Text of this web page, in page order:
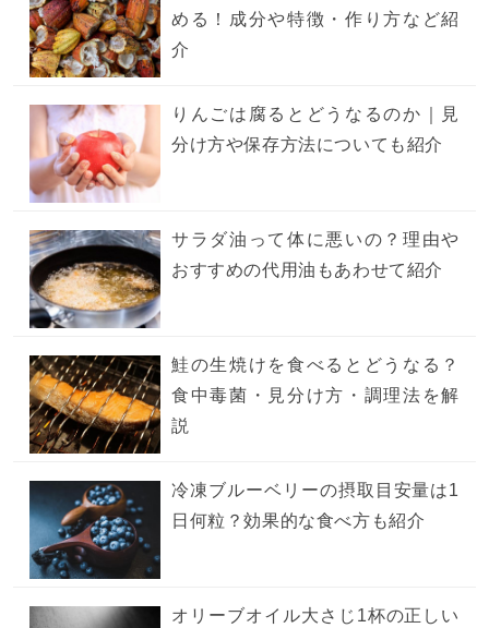
める！成分や特徴・作り方など紹
介
りんごは腐るとどうなるのか｜見
分け方や保存方法についても紹介
サラダ油って体に悪いの？理由や
おすすめの代用油もあわせて紹介
鮭の生焼けを食べるとどうなる？
食中毒菌・見分け方・調理法を解
説
冷凍ブルーベリーの摂取目安量は1
日何粒？効果的な食べ方も紹介
オリーブオイル大さじ1杯の正しい